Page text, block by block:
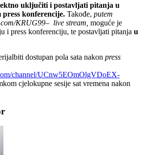
uključiti i postavljati pitanja u
konferencije. Takođe, putem
KRUG99– live stream, moguće je
i press konferenciju, te postavljati pitanja u
dostupan pola sata nakon press
channel/UCnw5EOmOlgVDoEX-
cjelokupne sesije sat vremena nakon